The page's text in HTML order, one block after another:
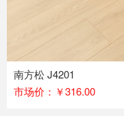
南方松 J4201
市场价：￥316.00